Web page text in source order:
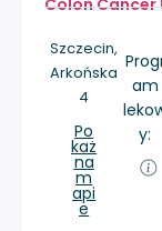
Colon Cancer
Szczecin,
Arkońska
4
Po
każ
na
m
api
e
am
y: